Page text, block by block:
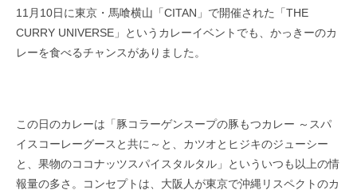
11月10日に東京・馬喰横山「CITAN」で開催された「THE
CURRY UNIVERSE」というカレーイベントでも、かっきーのカ
レーを食べるチャンスがありました。
この日のカレーは「豚コラーゲンスープの豚もつカレー ～スパ
イスコーレーグースと共に～と、カツオとヒジキのジューシー
と、果物のココナッツスパイスタルタル」といういつも以上の情
報量の多さ。コンセプトは、大阪人が東京で沖縄リスペクトのカ